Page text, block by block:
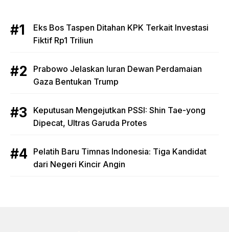
Eks Bos Taspen Ditahan KPK Terkait Investasi
Fiktif Rp1 Triliun
Prabowo Jelaskan Iuran Dewan Perdamaian
Gaza Bentukan Trump
Keputusan Mengejutkan PSSI: Shin Tae-yong
Dipecat, Ultras Garuda Protes
Pelatih Baru Timnas Indonesia: Tiga Kandidat
dari Negeri Kincir Angin